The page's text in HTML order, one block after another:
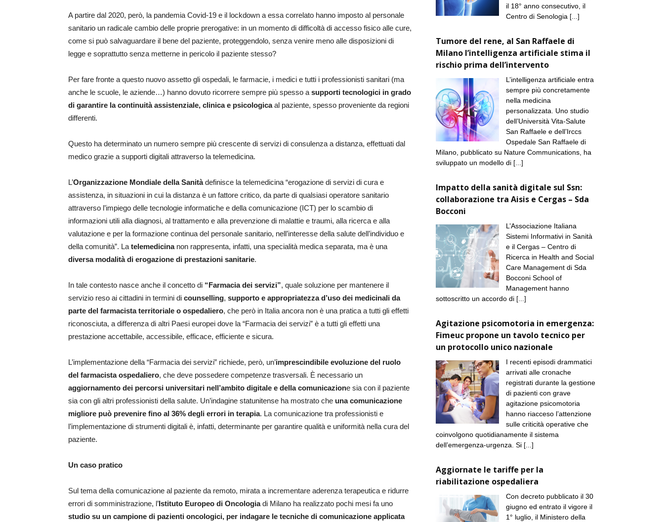
A partire dal 2020, però, la pandemia Covid-19 e il lockdown a essa correlato hanno imposto al personale
sanitario un radicale cambio delle proprie prerogative: in un momento di difficoltà di accesso fisico alle cure,
come si può salvaguardare il bene del paziente, proteggendolo, senza venire meno alle disposizioni di
legge e soprattutto senza metterne in pericolo il paziente stesso?
Per fare fronte a questo nuovo assetto gli ospedali, le farmacie, i medici e tutti i professionisti sanitari (ma
anche le scuole, le aziende…) hanno dovuto ricorrere sempre più spesso a supporti tecnologici in grado
di garantire la continuità assistenziale, clinica e psicologicaal paziente, spesso proveniente da regioni
differenti.
Questo ha determinato un numero sempre più crescente di servizi di consulenza a distanza, effettuati dal
medico grazie a supporti digitali attraverso la telemedicina.
L’Organizzazione Mondiale della Sanitàdefinisce la telemedicina “erogazione di servizi di cura e
assistenza, in situazioni in cui la distanza è un fattore critico, da parte di qualsiasi operatore sanitario
attraverso l’impiego delle tecnologie informatiche e della comunicazione (ICT) per lo scambio di
informazioni utili alla diagnosi, al trattamento e alla prevenzione di malattie e traumi, alla ricerca e alla
valutazione e per la formazione continua del personale sanitario, nell’interesse della salute dell’individuo e
della comunità”. La telemedicinanon rappresenta, infatti, una specialità medica separata, ma è una
diversa modalità di erogazione di prestazioni sanitarie.
In tale contesto nasce anche il concetto di “Farmacia dei servizi”, quale soluzione per mantenere il
servizio reso ai cittadini in termini di counselling, supporto e appropriatezza d’uso dei medicinali da
parte del farmacista territoriale o ospedaliero, che però in Italia ancora non è una pratica a tutti gli effetti
riconosciuta, a differenza di altri Paesi europei dove la “Farmacia dei servizi” è a tutti gli effetti una
prestazione accettabile, accessibile, efficace, efficiente e sicura.
L’implementazione della “Farmacia dei servizi” richiede, però, un’imprescindibile evoluzione del ruolo
del farmacista ospedaliero, che deve possedere competenze trasversali. È necessario un
aggiornamento dei percorsi universitari nell’ambito digitale e della comunicazione sia con il paziente
sia con gli altri professionisti della salute. Un’indagine statunitense ha mostrato che una comunicazione
migliore può prevenire fino al 36% degli errori in terapia. La comunicazione tra professionisti e
l’implementazione di strumenti digitali è, infatti, determinante per garantire qualità e uniformità nella cura del
paziente.
Un caso pratico
Sul tema della comunicazione al paziente da remoto, mirata a incrementare aderenza terapeutica e ridurre
errori di somministrazione, l’Istituto Europeo di Oncologiadi Milano ha realizzato pochi mesi fa uno
studio su un campione di pazienti oncologici, per indagare le tecniche di comunicazione applicata
il 18° anno consecutivo, il
Centro di Senologia [...]
Tumore del rene, al San Raffaele di
Milano l’intelligenza artificiale stima il
rischio prima dell’intervento
L’intelligenza artificiale entra
sempre più concretamente
nella medicina
personalizzata. Uno studio
dell’Università Vita-Salute
San Raffaele e dell’Irccs
Ospedale San Raffaele di
Milano, pubblicato su Nature Communications, ha
sviluppato un modello di [...]
Impatto della sanità digitale sul Ssn:
collaborazione tra Aisis e Cergas – Sda
Bocconi
L’Associazione Italiana
Sistemi Informativi in Sanità
e il Cergas – Centro di
Ricerca in Health and Social
Care Management di Sda
Bocconi School of
Management hanno
sottoscritto un accordo di [...]
Agitazione psicomotoria in emergenza:
Fimeuc propone un tavolo tecnico per
un protocollo unico nazionale
I recenti episodi drammatici
arrivati alle cronache
registrati durante la gestione
di pazienti con grave
agitazione psicomotoria
hanno riacceso l’attenzione
sulle criticità operative che
coinvolgono quotidianamente il sistema
dell’emergenza-urgenza. Si [...]
Aggiornate le tariffe per la
riabilitazione ospedaliera
Con decreto pubblicato il 30
giugno ed entrato il vigore il
1° luglio, il Ministero della